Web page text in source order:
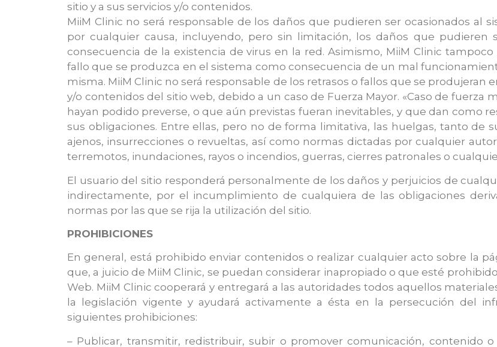
sitio y a sus servicios y/o contenidos.
MiiM Clinic no será responsable de los daños que pudieren ser ocasionados al
por cualquier causa, incluyendo, pero sin limitación, los daños que pudieren
consecuencia de la existencia de virus en la red. Asimismo, MiiM Clinic
fallo que se produzca en el sistema como consecuencia de un mal
misma. MiiM Clinic no será responsable de los retrasos o fallos que se produjeran
y/o contenidos del sitio web, debido a un caso de Fuerza Mayor. «Caso de fuerza
hayan podido preverse, o que aún previstas fueran inevitables, y que dan como
sus obligaciones. Entre ellas, pero no de forma limitativa, las huelgas, tanto de
ajenos, insurrecciones o revueltas, así como normas dictadas por cualquier
terremotos, inundaciones, rayos o incendios, guerras, cierres patronales o
El usuario del sitio responderá personalmente de los daños y perjuicios de
indirectamente, por el incumplimiento de cualquiera de las obligaciones
normas por las que se rija la utilización del sitio.
PROHIBICIONES
En general, está prohibido enviar contenidos o realizar cualquier acto sobre la
que, a juicio de MiiM Clinic, se puedan considerar inapropiado o que esté
Web. MiiM Clinic cooperará y entregará a las autoridades todos aquellos
la legislación vigente y ayudará activamente a ésta en la persecución del
siguientes prohibiciones:
– Publicar, transmitir, redistribuir, subir o promover comunicación, contenido